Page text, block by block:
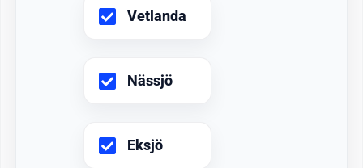
Vetlanda
Nässjö
Eksjö